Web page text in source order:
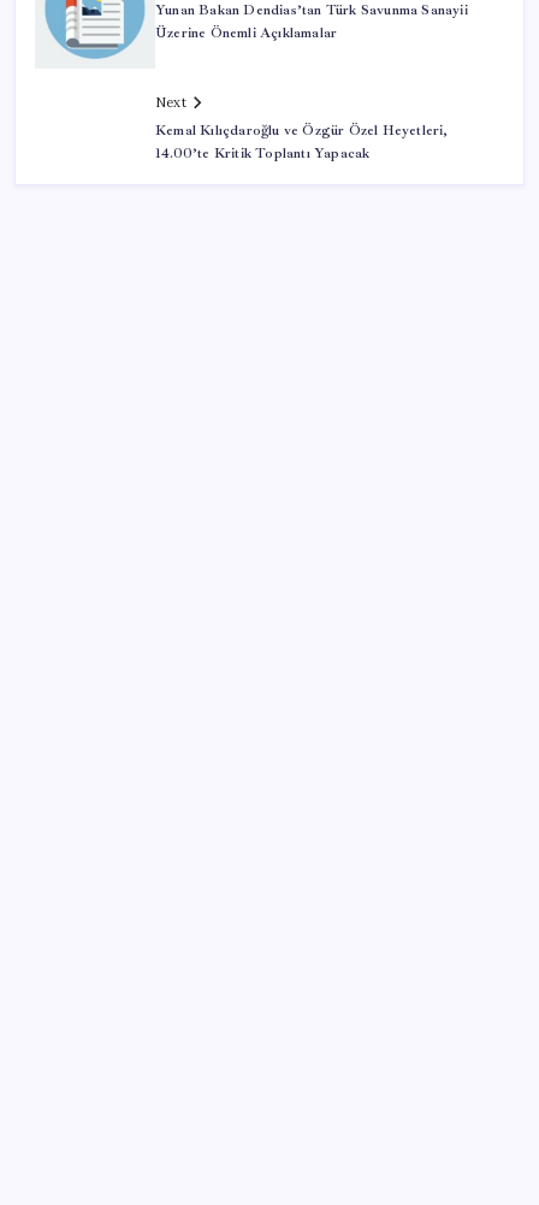
Yunan Bakan Dendias’tan Türk Savunma Sanayii
Üzerine Önemli Açıklamalar
Next
Kemal Kılıçdaroğlu ve Özgür Özel Heyetleri,
14.00’te Kritik Toplantı Yapacak